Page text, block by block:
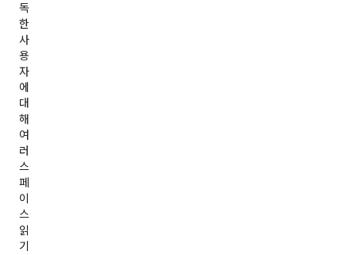
독
한
사
용
자
에
대
해
여
러
스
페
이
스
읽
기